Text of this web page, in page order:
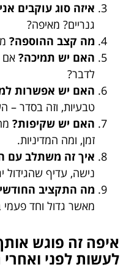
איזה סוג עוקבים
גנריים? מאיפה?
מה קצב ההוספה?
האם יש תמיכה? אם
לדבר?
האם יש אפשרות
טבעיות, וזה בסדר –
האם יש שקיפות?
זמן, ומה המדיניות.
איך זה משתלב עם
נישה, עדיף שהגידול
מה התקציב
מאשר גדול וחד
איפה זה פוגש
לעשות לפני